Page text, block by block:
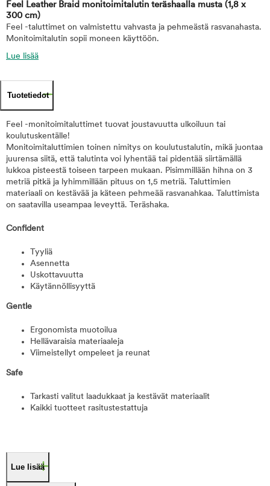
Feel Leather Braid monitoimitalutin teräshaalla musta (1,8 x
300 cm)
Feel -taluttimet on valmistettu vahvasta ja pehmeästä rasvanahasta.
Monitoimitalutin sopii moneen käyttöön.
Lue lisää
Tuotetiedot
Feel -monitoimitaluttimet tuovat joustavuutta ulkoiluun tai
koulutuskentälle!
Monitoimitaluttimien toinen nimitys on koulutustalutin, mikä juontaa
juurensa siitä, että talutinta voi lyhentää tai pidentää siirtämällä
lukkoa pisteestä toiseen tarpeen mukaan. Pisimmillään hihna on 3
metriä pitkä ja lyhimmillään pituus on 1,5 metriä. Taluttimien
materiaali on kestävää ja käteen pehmeää rasvanahkaa. Taluttimista
on saatavilla useampaa leveyttä. Teräshaka.
Confident
Tyyliä
Asennetta
Uskottavuutta
Käytännöllisyyttä
Gentle
Ergonomista muotoilua
Hellävaraisia materiaaleja
Viimeistellyt ompeleet ja reunat
Safe
Tarkasti valitut laadukkaat ja kestävät materiaalit
Kaikki tuotteet rasitustestattuja
Lue lisää